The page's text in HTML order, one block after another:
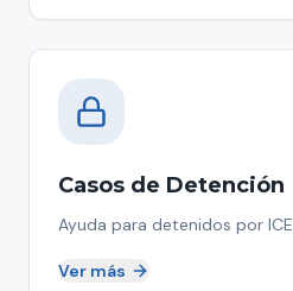
Casos de Detención
Ayuda para detenidos por ICE
Ver más